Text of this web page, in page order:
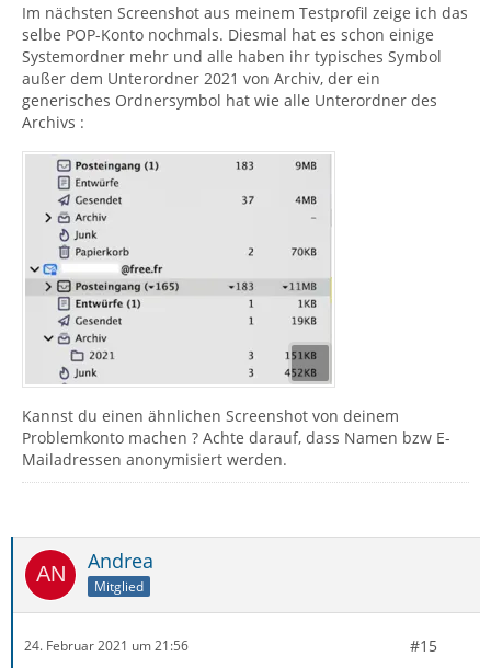
Im nächsten Screenshot aus meinem Testprofil zeige ich das
selbe POP-Konto nochmals. Diesmal hat es schon einige
Systemordner mehr und alle haben ihr typisches Symbol
außer dem Unterordner 2021 von Archiv, der ein
generisches Ordnersymbol hat wie alle Unterordner des
Archivs :
Kannst du einen ähnlichen Screenshot von deinem
Problemkonto machen ? Achte darauf, dass Namen bzw E-
Mailadressen anonymisiert werden.
Andrea
Mitglied
24. Februar 2021 um 21:56 #15